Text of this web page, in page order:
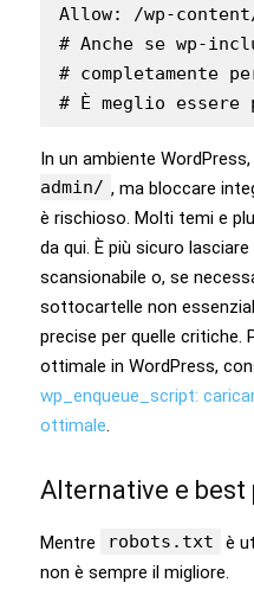
Allow: /wp-
# Anche se wp-
# completamente
# È meglio
In un ambiente
admin/ , ma bloccare
è rischioso. Molti temi e
da qui. È più sicuro lasciare
scansionabile o, se
sottocartelle non
precise per quelle critiche.
ottimale in WordPress,
wp_enqueue_script:
ottimale
Alternative e best
Mentre robots.txt
è
non è sempre il migliore.